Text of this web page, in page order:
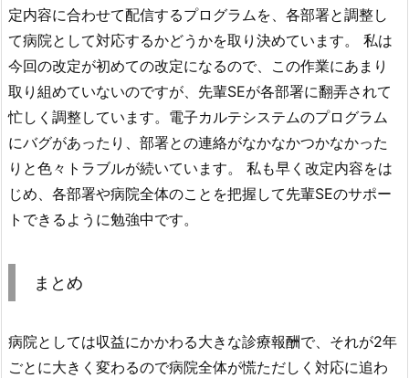
定内容に合わせて配信するプログラムを、各部署と調整し
て病院として対応するかどうかを取り決めています。 私は
今回の改定が初めての改定になるので、この作業にあまり
取り組めていないのですが、先輩SEが各部署に翻弄されて
忙しく調整しています。電子カルテシステムのプログラム
にバグがあったり、部署との連絡がなかなかつかなかった
りと色々トラブルが続いています。 私も早く改定内容をは
じめ、各部署や病院全体のことを把握して先輩SEのサポー
トできるように勉強中です。
まとめ
病院としては収益にかかわる大きな診療報酬で、それが2年
ごとに大きく変わるので病院全体が慌ただしく対応に追わ